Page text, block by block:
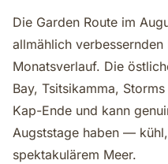
Die Garden Route im
allmählich verbessernden
Monatsverlauf. Die
Bay, Tsitsikamma,
Kap-Ende und kann
Augststage haben —
spektakulärem Meer.